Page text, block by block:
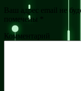
Ваш адрес email не
помечены
Комментарий